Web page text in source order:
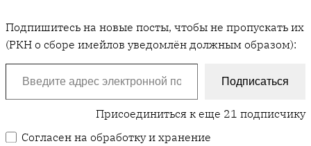
Подпишитесь на новые посты, чтобы не пропускать их
(РКН о сборе имейлов уведомлён должным образом):
Введите адрес электронной почты…
Подписаться
Присоединиться к еще 21 подписчику
Согласен на обработку и хранение